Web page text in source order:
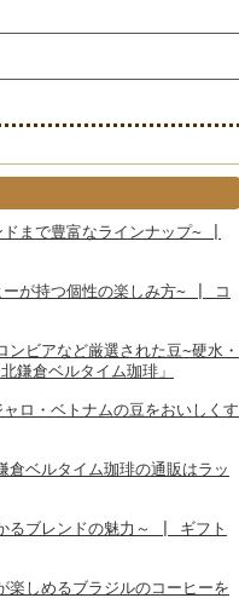
まで豊富なラインナップ~ |
ーが持つ個性の楽しみ方~ | コ
ビアなど厳選された豆~硬水・
鎌倉ベルタイム珈琲」
ロ・ベトナムの豆をおいしくす
倉ベルタイム珈琲の通販はラッ
るブレンドの魅力～ | ギフト
楽しめるブラジルのコーヒーを